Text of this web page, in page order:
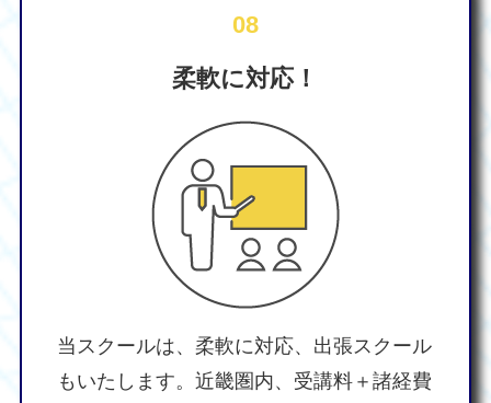
08
柔軟に対応！
当スクールは、柔軟に対応、出張スクール
もいたします。近畿圏内、受講料＋諸経費